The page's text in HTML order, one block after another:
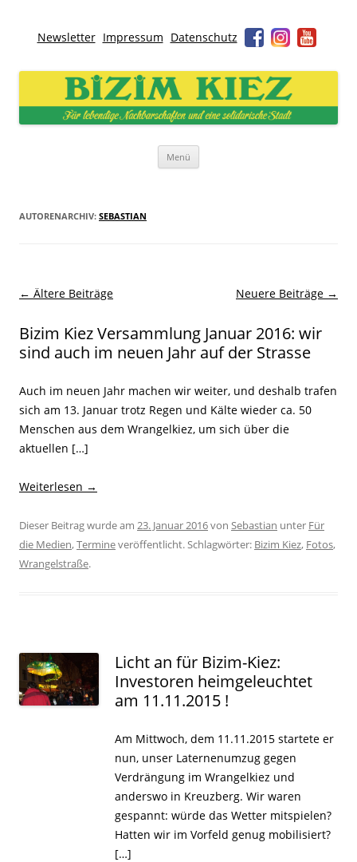
Newsletter Impressum Datenschutz
Bizim Kiez – Unser Kiez
Für lebendige Nachbarschaften und eine solidarische Stadt
Menü
AUTORENARCHIV: SEBASTIAN
Beitragsnavigation
← Ältere Beiträge Neuere Beiträge →
Bizim Kiez Versammlung Januar 2016: wir
sind auch im neuen Jahr auf der Strasse
Auch im neuen Jahr machen wir weiter, und deshalb trafen
sich am 13. Januar trotz Regen und Kälte wieder ca. 50
Menschen aus dem Wrangelkiez, um sich über die
aktuellen […]
Weiterlesen →
Dieser Beitrag wurde am 23. Januar 2016von Sebastian unter Für
die Medien,Termineveröffentlicht. Schlagwörter: Bizim Kiez, Fotos,
Wrangelstraße.
Licht an für Bizim-Kiez:
Investoren heimgeleuchtet
am 11.11.2015 !
Am Mittwoch, dem 11.11.2015 startete er
nun, unser Laternenumzug gegen
Verdrängung im Wrangelkiez und
anderswo in Kreuzberg. Wir waren
gespannt: würde das Wetter mitspielen?
Hatten wir im Vorfeld genug mobilisiert?
[…]